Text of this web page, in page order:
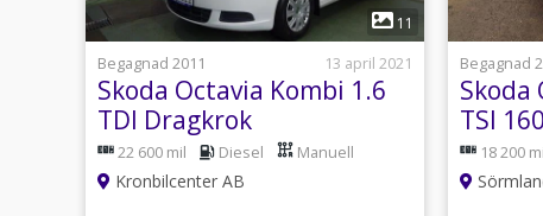
1
11
Begagnad 2011
13 april 2021
Skoda Octavia Kombi 1.6
TDI Dragkrok
22 600 mil Diesel Manuell
Kronbilcenter AB
Begagnad
Skoda
TSI
18 200